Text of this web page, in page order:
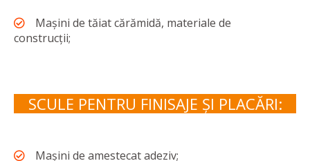
Mașini de tăiat cărămidă, materiale de
construcții;
SCULE PENTRU FINISAJE ȘI PLACĂRI:
Mașini de amestecat adeziv;